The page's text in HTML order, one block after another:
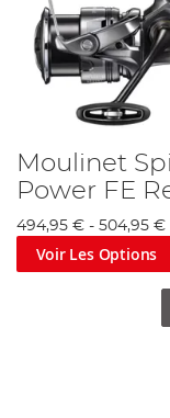
Moulinet
Power FE
494,95 € - 504,95 €
Voir Les Options